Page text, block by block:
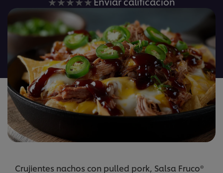
han
enviado
calificaciones
para
este
recipe
Crujientes nachos con pulled pork, Salsa Fruco®